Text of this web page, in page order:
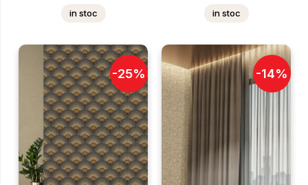
in stoc in stoc
-25% -14%